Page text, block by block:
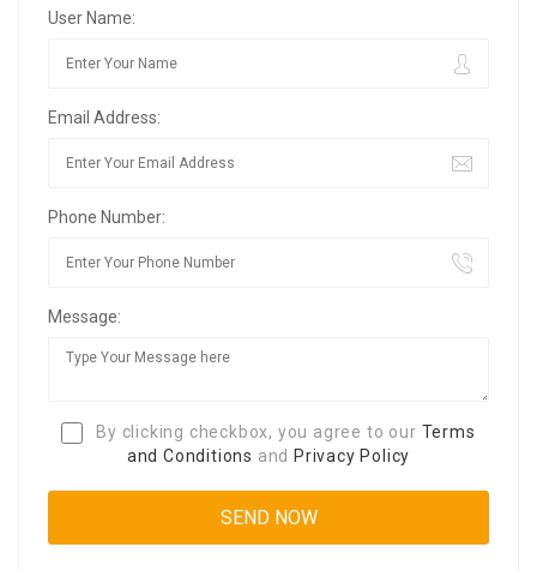
User Name:
Email Address:
Phone Number:
Message:
By clicking checkbox, you agree to our Terms
and Conditions and Privacy Policy